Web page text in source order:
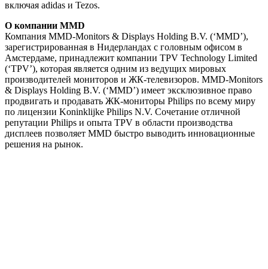
включая adidas и Tezos.
О компании MMD
Компания MMD-Monitors & Displays Holding B.V. (‘MMD’),
зарегистрированная в Нидерландах с головным офисом в
Амстердаме, принадлежит компании TPV Technology Limited
(‘TPV’), которая является одним из ведущих мировых
производителей мониторов и ЖК-телевизоров. MMD-Monitors
& Displays Holding B.V. (‘MMD’) имеет эксклюзивное право
продвигать и продавать ЖК-мониторы Philips по всему миру
по лицензии Koninklijke Philips N.V. Сочетание отличной
репутации Philips и опыта TPV в области производства
дисплеев позволяет MMD быстро выводить инновационные
решения на рынок.